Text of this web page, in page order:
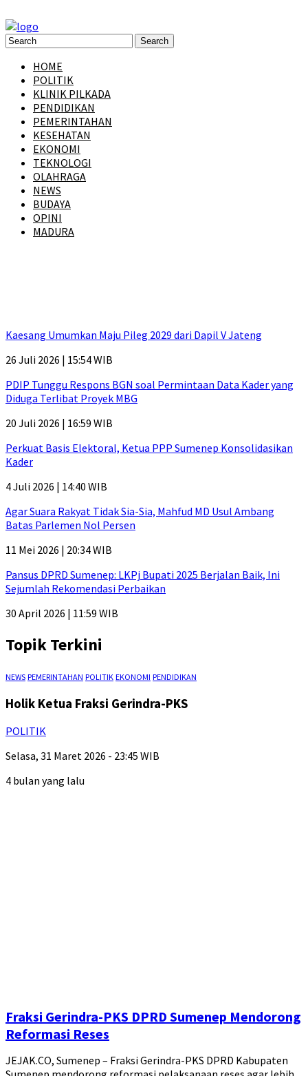
HOME
POLITIK
KLINIK PILKADA
PENDIDIKAN
PEMERINTAHAN
KESEHATAN
EKONOMI
TEKNOLOGI
OLAHRAGA
NEWS
BUDAYA
OPINI
MADURA
Kaesang Umumkan Maju Pileg 2029 dari Dapil V Jateng
26 Juli 2026 | 15:54 WIB
PDIP Tunggu Respons BGN soal Permintaan Data Kader yang
Diduga Terlibat Proyek MBG
20 Juli 2026 | 16:59 WIB
Perkuat Basis Elektoral, Ketua PPP Sumenep Konsolidasikan
Kader
4 Juli 2026 | 14:40 WIB
Agar Suara Rakyat Tidak Sia-Sia, Mahfud MD Usul Ambang
Batas Parlemen Nol Persen
11 Mei 2026 | 20:34 WIB
Pansus DPRD Sumenep: LKPj Bupati 2025 Berjalan Baik, Ini
Sejumlah Rekomendasi Perbaikan
30 April 2026 | 11:59 WIB
Topik Terkini
NEWS PEMERINTAHAN POLITIK EKONOMI PENDIDIKAN
Holik Ketua Fraksi Gerindra-PKS
POLITIK
Selasa, 31 Maret 2026 - 23:45 WIB
4 bulan yang lalu
Fraksi Gerindra-PKS DPRD Sumenep Mendorong
Reformasi Reses
JEJAK.CO, Sumenep – Fraksi Gerindra-PKS DPRD Kabupaten